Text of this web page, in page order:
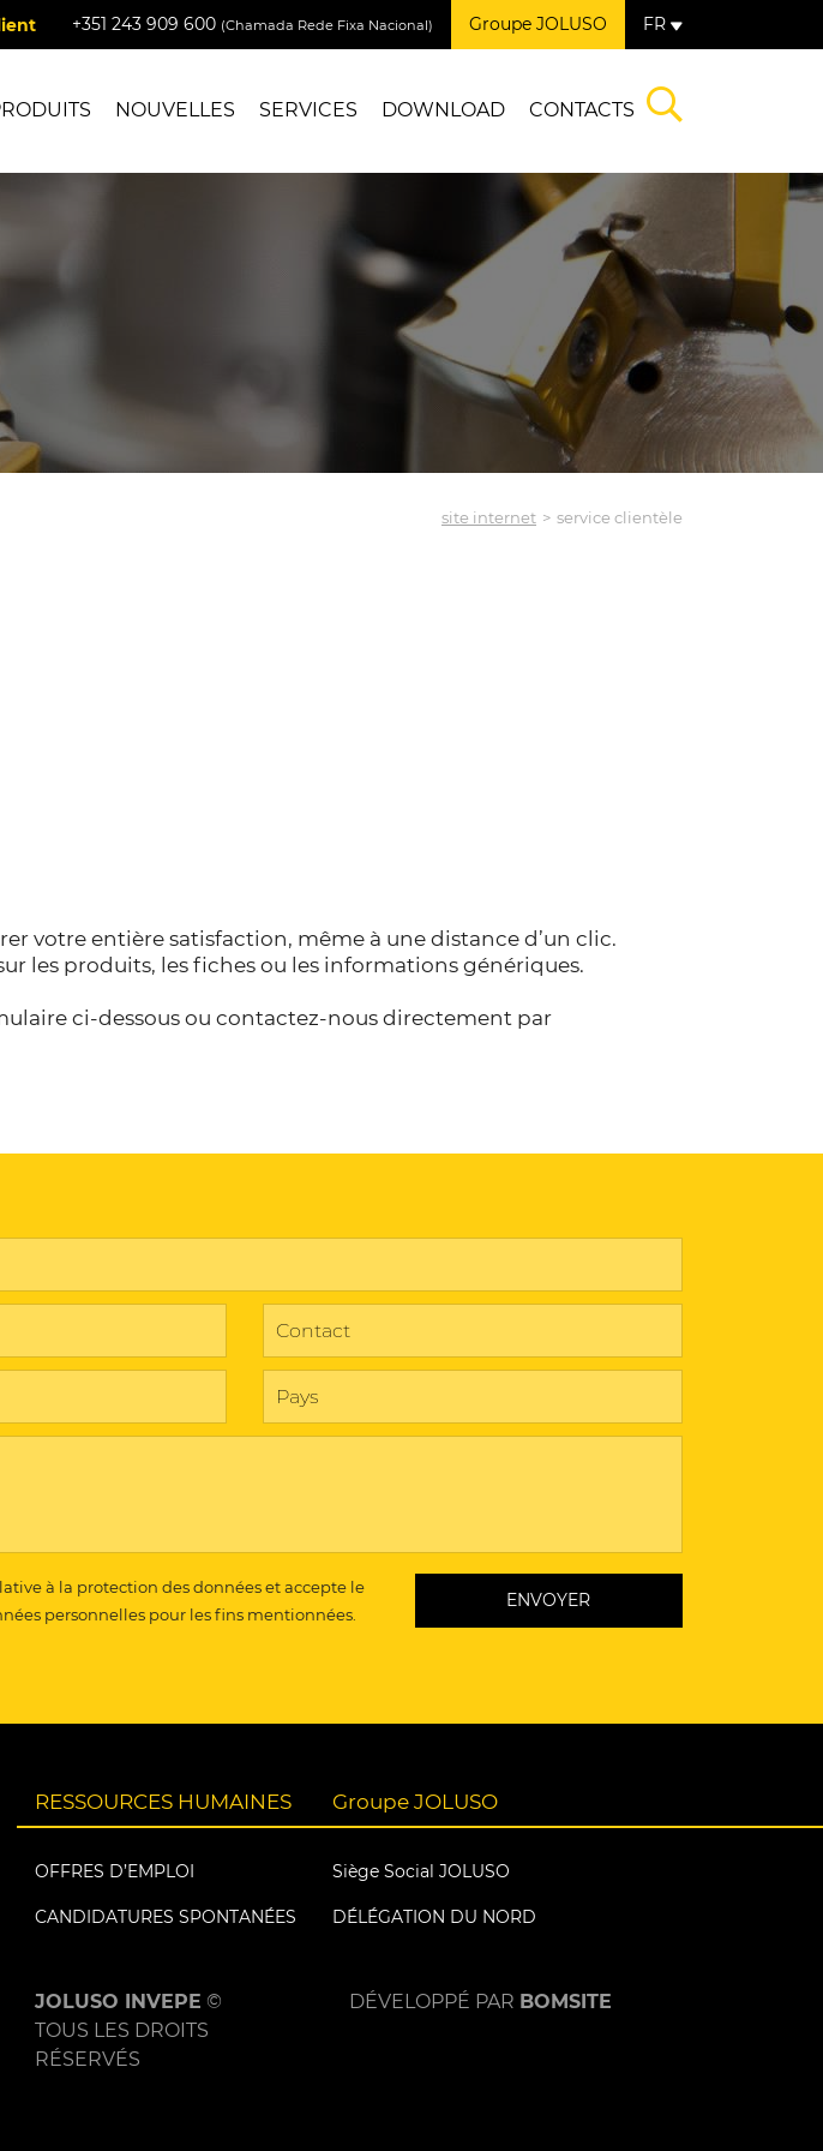
+351 243 909 600 (Chamada Rede Fixa Nacional) Groupe JOLUSO FR
NOUVELLES SERVICES DOWNLOAD CONTACTS
site internet service clientèle
votre entière satisfaction, même à une distance d’un clic.
les produits, les fiches ou les informations génériques.
ci-dessous ou contactez-nous directement par
à la protection des données et accepte le
personnelles pour les fins mentionnées.
RESSOURCES HUMAINES
OFFRES D’EMPLOI
CANDIDATURES SPONTANÉES
Groupe JOLUSO
Siège Social JOLUSO
DÉLÉGATION DU NORD
JOLUSO INVEPE ©
TOUS LES DROITS
RÉSERVÉS
DÉVELOPPÉ PAR BOMSITE